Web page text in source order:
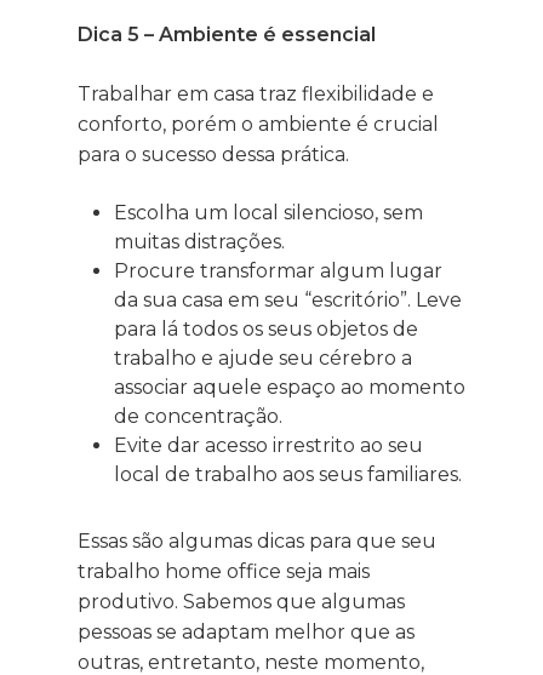
Dica 5 – Ambiente é essencial
Trabalhar em casa traz flexibilidade e
conforto, porém o ambiente é crucial
para o sucesso dessa prática.
Escolha um local silencioso, sem
muitas distrações.
Procure transformar algum lugar
da sua casa em seu “escritório”. Leve
para lá todos os seus objetos de
trabalho e ajude seu cérebro a
associar aquele espaço ao momento
de concentração.
Evite dar acesso irrestrito ao seu
local de trabalho aos seus familiares.
Essas são algumas dicas para que seu
trabalho home office seja mais
produtivo. Sabemos que algumas
pessoas se adaptam melhor que as
outras, entretanto, neste momento,